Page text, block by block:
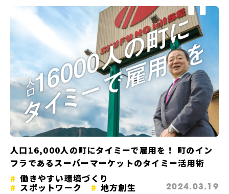
人口16,000人の町にタイミーで雇用を！ 町のイン
フラであるスーパーマーケットのタイミー活用術
働きやすい環境づくり
スポットワーク 地方創生 2024.03.19